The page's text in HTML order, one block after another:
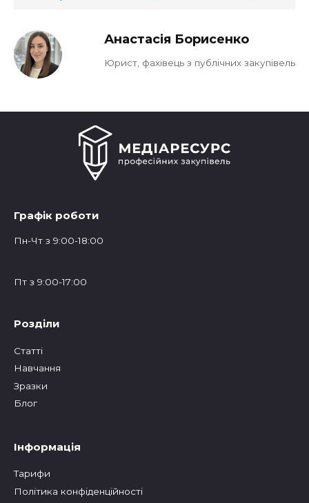
Анастасія Борисенко
Юрист, фахівець з публічних закупівель
Графік роботи
Пн-Чт з 9:00-18:00
Пт з 9:00-17:00
Розділи
Статтi
Навчання
Зразки
Блог
Інформація
Тарифи
Політика конфіденційності